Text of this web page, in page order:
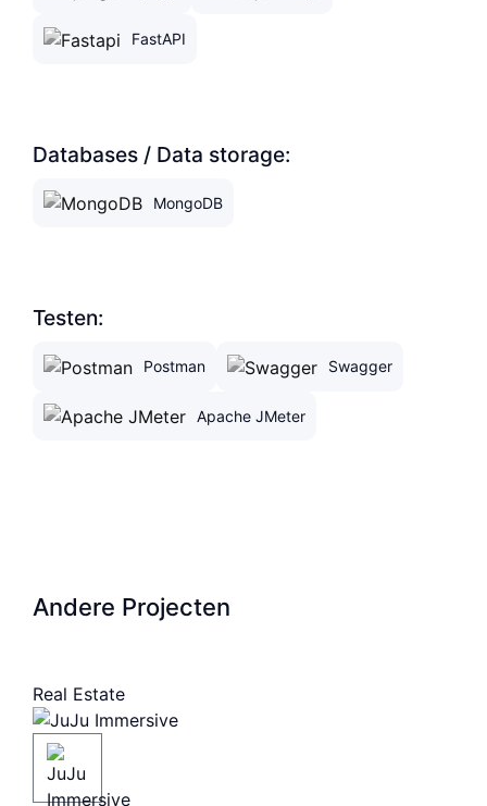
FastAPI
Databases / Data storage:
MongoDB
Testen:
Postman Swagger
Apache JMeter
Andere Projecten
Real Estate